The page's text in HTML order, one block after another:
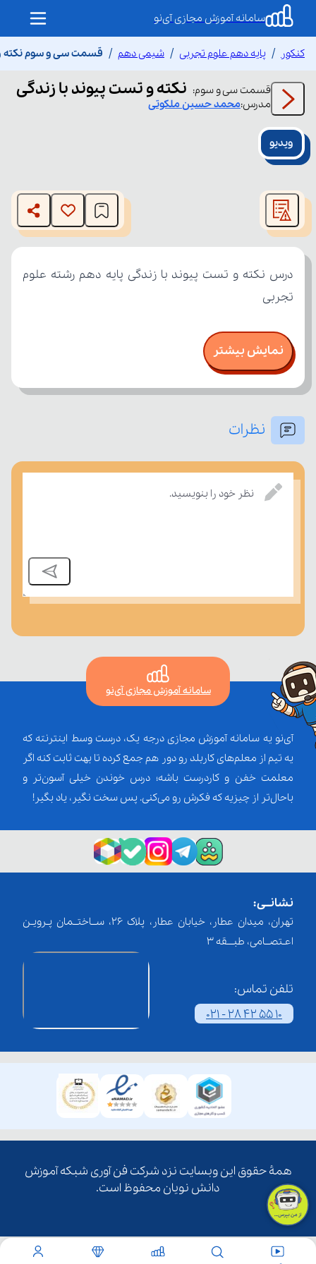
سامانه آموزش مجازی آی‌نو
کنکور پایه دهم علوم تجربی شیمی دهم قسمت سی و سوم نکته و
قسمت سی و سوم: نکته و تست پیوند با زندگی
مدرس:محمد حسینملکوتی
ویدیو
modal
window.
The media could not be loaded, either because the server
or network failed or because the format is not supported.
تجربی
نمایش بیشتر
نظرات
نظر خود را بنویسید.
سامانه آموزش مجازی آی‌نو
آی‌نو یه سامانه آموزش مجازی درجه یک، درست وسط اینترنته که
یه تیم از معلم‌‌های کاربلد رو دور هم جمع کرده تا بهت ثابت کنه اگر
معلمت خفن و کاردرست باشه؛ درس خوندن خیلی آسون‌تر و
باحال‌تر از چیزیه که فکرش رو می‌کنی. پس سخت نگیر، یاد بگیر!
نشانــی:
تهران، میدان عطار، خیابان عطار، پلاک 26، ســاختــمان پـرویـن
اعـتصــامی، طبـــقه 3
تلفن تماس:
021 - 28 42 55 10
همۀ حقوق این وبسایت نزد شرکت فن آوری شبکه آموزش
دانش نویان محفوظ است.